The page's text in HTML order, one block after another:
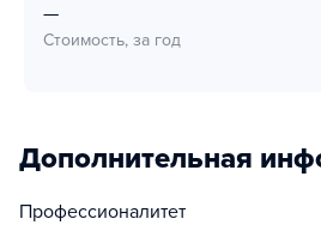
—
Стоимость, за год
Дополнительная
Профессионалитет